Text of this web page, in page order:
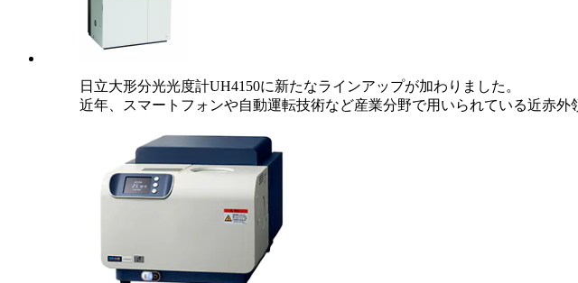
日立大形分光光度計UH4150に新たなラインアップが加わりました。
近年、スマートフォンや自動運転技術など産業分野で用いられている近赤